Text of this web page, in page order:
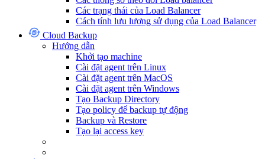
Các trạng thái của Load Balancer
Cách tính lưu lượng sử dụng của Load Balancer
Cloud Backup
Hướng dẫn
Khởi tạo machine
Cài đặt agent trên Linux
Cài đặt agent trên MacOS
Cài đặt agent trên Windows
Tạo Backup Directory
Tạo policy để backup tự động
Backup và Restore
Tạo lại access key